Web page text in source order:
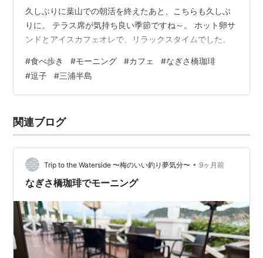
久しぶりに葉山での朝活を終えたあと、こちらも久しぶ
りに。 テラス席が気持ち良い季節ですね～。 ホット卵サ
ンドとアイスカフェオレで、リラックスタイムでした。
#食べ歩き #モーニング #カフェ #なぎさ橋珈琲
#逗子 #三浦半島
関連ブログ
Trip to the Waterside 〜梅のいい釣り夢気分〜 • 9ヶ月前
なぎさ橋珈琲でモーニング